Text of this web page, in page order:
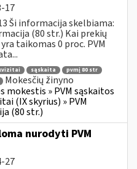
17
Ši informacija skelbiama:
(80 str.) Kai prekių
taikomas 0 proc. PVM
sąskaita
pvmį 80 str
Mokesčių žinyno
mokestis » PVM sąskaitos
(IX skyrius) » PVM
(80 str.)
nurodyti PVM
27